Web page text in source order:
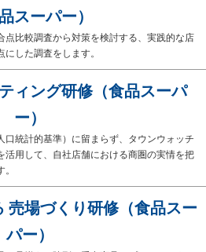
スーパー）
点比較調査から対策を検討する、実践的な店
した調査をします。
ィング研修（食品スーパ
ー）
口統計的基準）に留まらず、タウンウォッチ
活用して、自社店舗における商圏の実情を把
売場づくり研修（食品スー
パー）